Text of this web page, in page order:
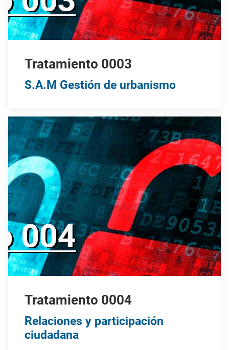
Tratamiento 0003
S.A.M Gestión de urbanismo
Tratamiento 0004
Relaciones y participación
ciudadana